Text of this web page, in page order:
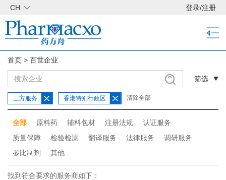
CH 登录/注册
首页 > 百世企业
筛选
三方服务 香港特别行政区 清除全部
全部 原料药 辅料包材 注册法规
认证服务
质量保障
检验检测 翻译服务 法律服务
调研服务
参比制剂
其他
找到符合要求的服务商如下：